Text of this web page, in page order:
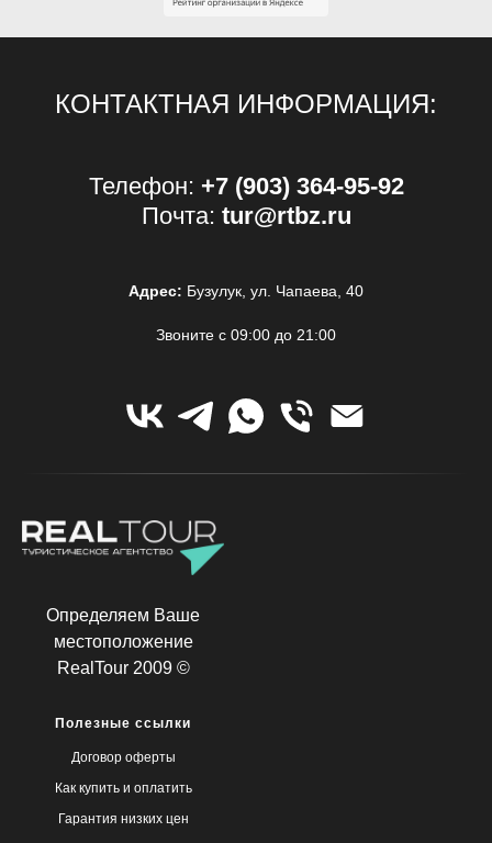
КОНТАКТНАЯ ИНФОРМАЦИЯ:
Телефон: +7 (903) 364-95-92
Почта: tur@rtbz.ru
Адрес: Бузулук, ул. Чапаева, 40
Звоните с 09:00 до 21:00
Определяем Ваше
местоположение
RealTour 2009 ©
Полезные ссылки
Договор оферты
Как купить и оплатить
Гарантия низких цен